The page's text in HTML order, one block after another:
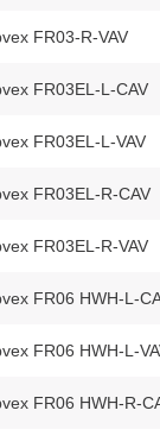
FR03-R-VAV
FR03EL-L-CAV
FR03EL-L-VAV
FR03EL-R-CAV
FR03EL-R-VAV
FR06 HWH-L-
FR06 HWH-L-
FR06 HWH-R-